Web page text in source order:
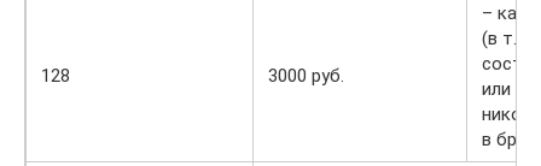
128 3000 руб.
–
(в т.
или
в